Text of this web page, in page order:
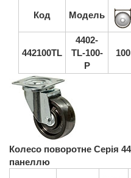
Код Модель
442100TL
4402-
TL-100-
P
100
Колесо поворотне Серія
панеллю